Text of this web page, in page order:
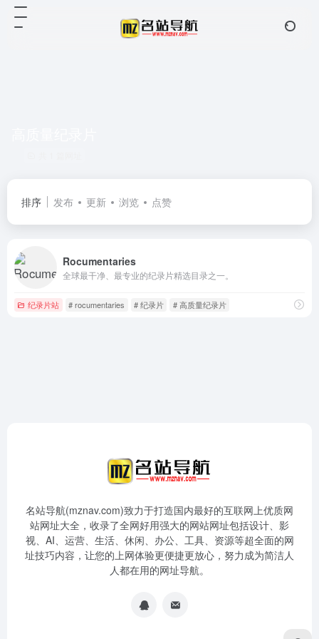
排序 发布 更新 浏览 点赞
Rocumentaries
全球最干净、最专业的纪录片精选目录之一。
纪录片站 # rocumentaries # 纪录片 # 高质量纪录片
名站导航(mznav.com)致力于打造国内最好的互联网上优质网
站网址大全，收录了全网好用强大的网站网址包括设计、影
视、AI、运营、生活、休闲、办公、工具、资源等超全面的网
址技巧内容，让您的上网体验更便捷更放心，努力成为简洁人
人都在用的网址导航。